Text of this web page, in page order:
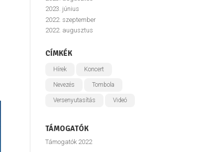
2023. június
2022. szeptember
2022. augusztus
CÍMKÉK
Hírek Koncert
Nevezés Tombola
Versenyutasítás Videó
TÁMOGATÓK
Támogatók 2022